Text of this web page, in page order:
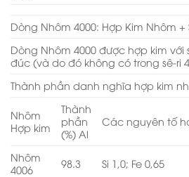
Dòng Nhôm 4000: Hợp Kim Nhôm +
Dòng Nhôm 4000 được hợp kim
đúc (và do đó không có trong sê-ri
Thành phần danh nghĩa hợp kim
Nhôm
Hợp kim
Thành
phần
(%) Al
Các nguyên tố
Nhôm
4006
98.3 Si 1,0; Fe 0,65